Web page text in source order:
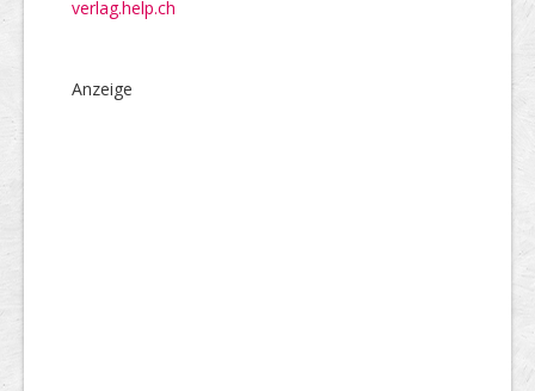
verlag.help.ch
Anzeige